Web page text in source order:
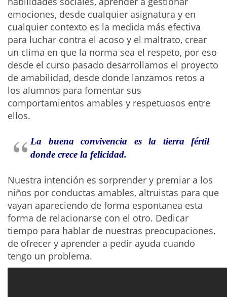
emociones, desde cualquier asignatura y en
cualquier contexto es la medida más efectiva
para luchar contra el acoso y el maltrato, crear
un clima en que la norma sea el respeto, por eso
desde el curso pasado desarrollamos el proyecto
de amabilidad, desde donde lanzamos retos a
los alumnos para fomentar sus
comportamientos amables y respetuosos entre
ellos.
La buena convivencia es la tierra fértil
donde crece la felicidad.
Nuestra intención es sorprender y premiar a los
niños por conductas amables, altruistas para que
vayan apareciendo de forma espontanea esta
forma de relacionarse con el otro. Dedicar
tiempo para hablar de nuestras preocupaciones,
de ofrecer y aprender a pedir ayuda cuando
tengo un problema.